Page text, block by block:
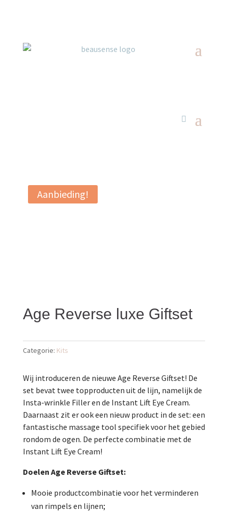
Aanbieding!
Age Reverse luxe Giftset
Categorie: Kits
Wij introduceren de nieuwe Age Reverse Giftset! De
set bevat twee topproducten uit de lijn, namelijk de
Insta-wrinkle Filler en de Instant Lift Eye Cream.
Daarnaast zit er ook een nieuw product in de set: een
fantastische massage tool specifiek voor het gebied
rondom de ogen. De perfecte combinatie met de
Instant Lift Eye Cream!
Doelen Age Reverse Giftset:
Mooie productcombinatie voor het verminderen
van rimpels en lijnen;